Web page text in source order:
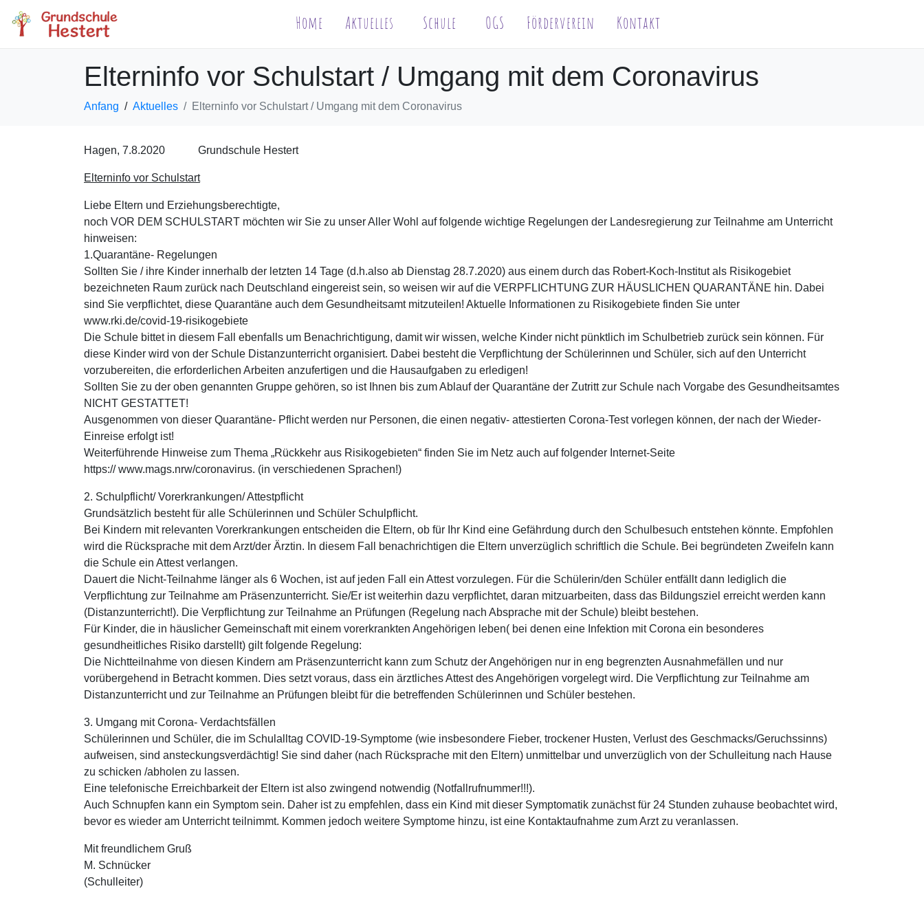
Home Aktuelles Schule OGS Förderverein Kontakt
Elterninfo vor Schulstart / Umgang mit dem Coronavirus
Anfang Aktuelles Elterninfo vor Schulstart / Umgang mit dem Coronavirus
Hagen, 7.8.2020 Grundschule Hestert
Elterninfo vor Schulstart
Liebe Eltern und Erziehungsberechtigte,
noch VOR DEM SCHULSTART möchten wir Sie zu unser Aller Wohl auf folgende wichtige Regelungen der Landesregierung zur Teilnahme am Unterricht
hinweisen:
1.Quarantäne- Regelungen
Sollten Sie / ihre Kinder innerhalb der letzten 14 Tage (d.h.also ab Dienstag 28.7.2020) aus einem durch das Robert-Koch-Institut als Risikogebiet
bezeichneten Raum zurück nach Deutschland eingereist sein, so weisen wir auf die VERPFLICHTUNG ZUR HÄUSLICHEN QUARANTÄNE hin. Dabei
sind Sie verpflichtet, diese Quarantäne auch dem Gesundheitsamt mitzuteilen! Aktuelle Informationen zu Risikogebiete finden Sie unter
www.rki.de/covid-19-risikogebiete
Die Schule bittet in diesem Fall ebenfalls um Benachrichtigung, damit wir wissen, welche Kinder nicht pünktlich im Schulbetrieb zurück sein können. Für
diese Kinder wird von der Schule Distanzunterricht organisiert. Dabei besteht die Verpflichtung der Schülerinnen und Schüler, sich auf den Unterricht
vorzubereiten, die erforderlichen Arbeiten anzufertigen und die Hausaufgaben zu erledigen!
Sollten Sie zu der oben genannten Gruppe gehören, so ist Ihnen bis zum Ablauf der Quarantäne der Zutritt zur Schule nach Vorgabe des Gesundheitsamtes
NICHT GESTATTET!
Ausgenommen von dieser Quarantäne- Pflicht werden nur Personen, die einen negativ- attestierten Corona-Test vorlegen können, der nach der Wieder-
Einreise erfolgt ist!
Weiterführende Hinweise zum Thema „Rückkehr aus Risikogebieten“ finden Sie im Netz auch auf folgender Internet-Seite
https:// www.mags.nrw/coronavirus. (in verschiedenen Sprachen!)
2. Schulpflicht/ Vorerkrankungen/ Attestpflicht
Grundsätzlich besteht für alle Schülerinnen und Schüler Schulpflicht.
Bei Kindern mit relevanten Vorerkrankungen entscheiden die Eltern, ob für Ihr Kind eine Gefährdung durch den Schulbesuch entstehen könnte. Empfohlen
wird die Rücksprache mit dem Arzt/der Ärztin. In diesem Fall benachrichtigen die Eltern unverzüglich schriftlich die Schule. Bei begründeten Zweifeln kann
die Schule ein Attest verlangen.
Dauert die Nicht-Teilnahme länger als 6 Wochen, ist auf jeden Fall ein Attest vorzulegen. Für die Schülerin/den Schüler entfällt dann lediglich die
Verpflichtung zur Teilnahme am Präsenzunterricht. Sie/Er ist weiterhin dazu verpflichtet, daran mitzuarbeiten, dass das Bildungsziel erreicht werden kann
(Distanzunterricht!). Die Verpflichtung zur Teilnahme an Prüfungen (Regelung nach Absprache mit der Schule) bleibt bestehen.
Für Kinder, die in häuslicher Gemeinschaft mit einem vorerkrankten Angehörigen leben( bei denen eine Infektion mit Corona ein besonderes
gesundheitliches Risiko darstellt) gilt folgende Regelung:
Die Nichtteilnahme von diesen Kindern am Präsenzunterricht kann zum Schutz der Angehörigen nur in eng begrenzten Ausnahmefällen und nur
vorübergehend in Betracht kommen. Dies setzt voraus, dass ein ärztliches Attest des Angehörigen vorgelegt wird. Die Verpflichtung zur Teilnahme am
Distanzunterricht und zur Teilnahme an Prüfungen bleibt für die betreffenden Schülerinnen und Schüler bestehen.
3. Umgang mit Corona- Verdachtsfällen
Schülerinnen und Schüler, die im Schulalltag COVID-19-Symptome (wie insbesondere Fieber, trockener Husten, Verlust des Geschmacks/Geruchssinns)
aufweisen, sind ansteckungsverdächtig! Sie sind daher (nach Rücksprache mit den Eltern) unmittelbar und unverzüglich von der Schulleitung nach Hause
zu schicken /abholen zu lassen.
Eine telefonische Erreichbarkeit der Eltern ist also zwingend notwendig (Notfallrufnummer!!!).
Auch Schnupfen kann ein Symptom sein. Daher ist zu empfehlen, dass ein Kind mit dieser Symptomatik zunächst für 24 Stunden zuhause beobachtet wird,
bevor es wieder am Unterricht teilnimmt. Kommen jedoch weitere Symptome hinzu, ist eine Kontaktaufnahme zum Arzt zu veranlassen.
Mit freundlichem Gruß
M. Schnücker
(Schulleiter)